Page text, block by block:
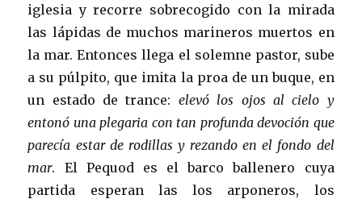
iglesia y recorre sobrecogido con la mirada
las lápidas de muchos marineros muertos en
la mar. Entonces llega el solemne pastor, sube
a su púlpito, que imita la proa de un buque, en
un estado de trance: elevó los ojos al cielo y
entonó una plegaria con tan profunda devoción que
parecía estar de rodillas y rezando en el fondo del
mar. El Pequod es el barco ballenero cuya
partida esperan las los arponeros, los